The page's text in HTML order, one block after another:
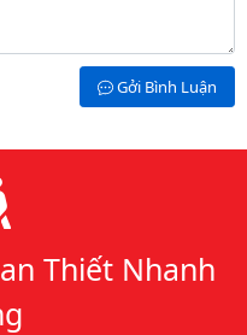
Gởi Bình Luận
Thiết Nhanh